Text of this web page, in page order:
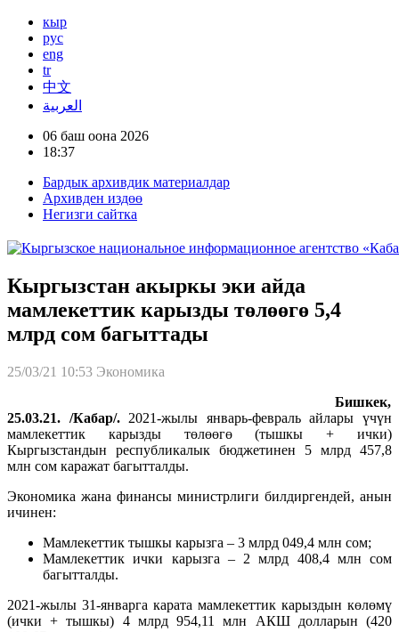
кыр
рус
eng
tr
中文
العربية
06 баш оона 2026
18:37
Бардык архивдик материалдар
Архивден издөө
Негизги сайтка
Кыргызстан акыркы эки айда
мамлекеттик карызды төлөөгө 5,4
млрд сом багыттады
25/03/21 10:53 Экономика
Бишкек,
25.03.21. /Кабар/. 2021-жылы январь-февраль айлары үчүн
мамлекеттик карызды төлөөгө (тышкы + ички)
Кыргызстандын республикалык бюджетинен 5 млрд 457,8
млн сом каражат багытталды.
Экономика жана финансы министрлиги билдиргендей, анын
ичинен:
Мамлекеттик тышкы карызга – 3 млрд 049,4 млн сом;
Мамлекеттик ички карызга – 2 млрд 408,4 млн сом
багытталды.
2021-жылы 31-январга карата мамлекеттик карыздын көлөмү
(ички + тышкы) 4 млрд 954,11 млн АКШ долларын (420